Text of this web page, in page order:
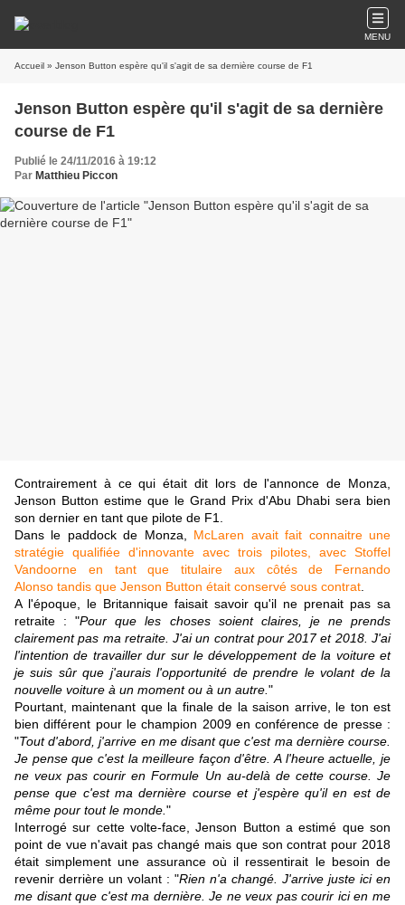
MENU
Accueil » Jenson Button espère qu'il s'agit de sa dernière course de F1
Jenson Button espère qu'il s'agit de sa dernière
course de F1
Publié le 24/11/2016 à 19:12
Par Matthieu Piccon
Contrairement à ce qui était dit lors de l'annonce de Monza,
Jenson Button estime que le Grand Prix d'Abu Dhabi sera bien
son dernier en tant que pilote de F1.
Dans le paddock de Monza, McLaren avait fait connaitre une
stratégie qualifiée d'innovante avec trois pilotes, avec Stoffel
Vandoorne en tant que titulaire aux côtés de Fernando
Alonso tandis que Jenson Button était conservé sous contrat
A l'époque, le Britannique faisait savoir qu'il ne prenait pas sa
retraite : "Pour que les choses soient claires, je ne prends
clairement pas ma retraite. J'ai un contrat pour 2017 et 2018. J'ai
l'intention de travailler dur sur le développement de la voiture et
je suis sûr que j'aurais l'opportunité de prendre le volant de la
nouvelle voiture à un moment ou à un autre. "
Pourtant, maintenant que la finale de la saison arrive, le ton est
bien différent pour le champion 2009 en conférence de presse :
"Tout d'abord, j'arrive en me disant que c'est ma dernière course.
Je pense que c'est la meilleure façon d'être. A l'heure actuelle, je
ne veux pas courir en Formule Un au-delà de cette course. Je
pense que c'est ma dernière course et j'espère qu'il en est de
même pour tout le monde. "
Interrogé sur cette volte-face, Jenson Button a estimé que son
point de vue n'avait pas changé mais que son contrat pour 2018
était simplement une assurance où il ressentirait le besoin de
revenir derrière un volant : "Rien n'a changé. J'arrive juste ici en
me disant que c'est ma dernière. Je ne veux pas courir ici en me